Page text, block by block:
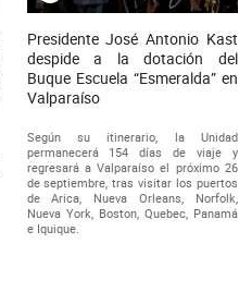
Presidente José Antonio Kast
despide a la dotación del
Buque Escuela “Esmeralda” en
Valparaíso
Según su itinerario, la Unidad
permanecerá 154 días de viaje y
regresará a Valparaíso el próximo 26
de septiembre, tras visitar los puertos
de Arica, Nueva Orleans, Norfolk,
Nueva York, Boston, Quebec, Panamá
e Iquique.